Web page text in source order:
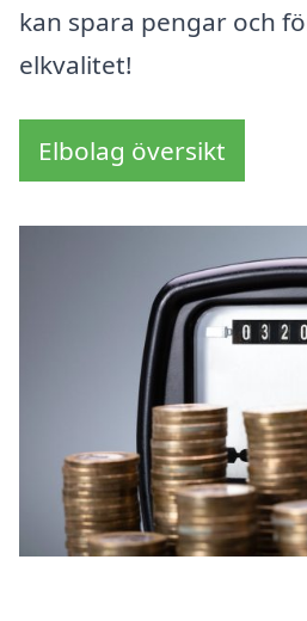
kan spara pengar och
elkvalitet!
Elbolag översikt